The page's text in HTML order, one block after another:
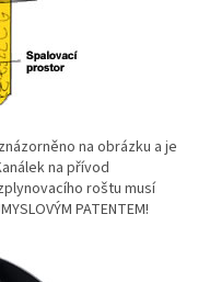
na obrázku a je
na přívod
roštu musí
PATENTEM!